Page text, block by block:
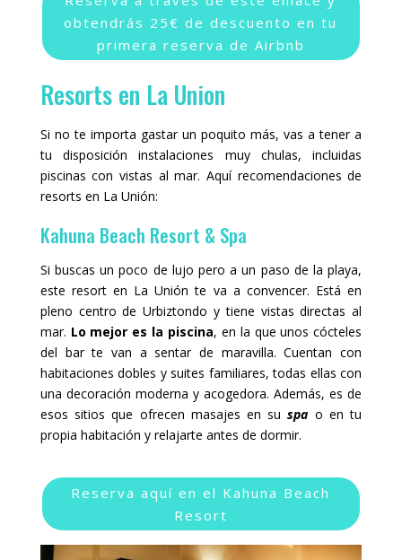
obtendrás 25€ de descuento en tu
primera reserva de Airbnb
Resorts en La Union
Si no te importa gastar un poquito más, vas a tener a
tu disposición instalaciones muy chulas, incluidas
piscinas con vistas al mar. Aquí recomendaciones de
resorts en La Unión:
Kahuna Beach Resort & Spa
Si buscas un poco de lujo pero a un paso de la playa,
este resort en La Unión te va a convencer. Está en
pleno centro de Urbiztondo y tiene vistas directas al
mar. Lo mejor es la piscina, en la que unos cócteles
del bar te van a sentar de maravilla. Cuentan con
habitaciones dobles y suites familiares, todas ellas con
una decoración moderna y acogedora. Además, es de
esos sitios que ofrecen masajes en suspa o en tu
propia habitación y relajarte antes de dormir.
Reserva aquí en el Kahuna Beach
Resort